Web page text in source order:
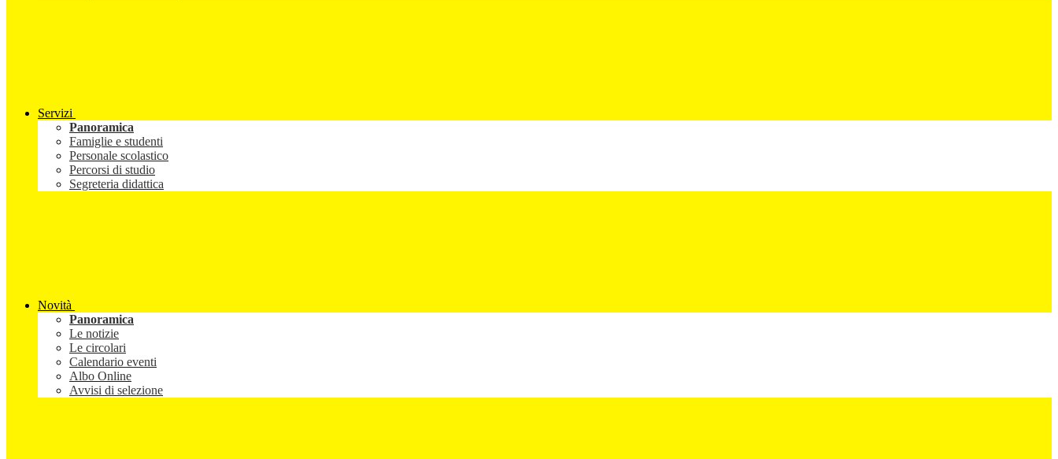
Servizi
Panoramica
Famiglie e studenti
Personale scolastico
Percorsi di studio
Segreteria didattica
Novità
Panoramica
Le notizie
Le circolari
Calendario eventi
Albo Online
Avvisi di selezione